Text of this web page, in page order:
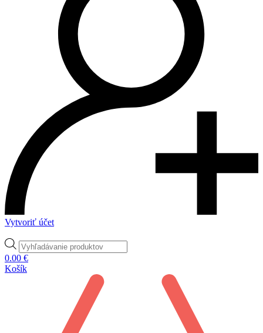
Vytvoriť účet
Products
search
0.00 €
Košík